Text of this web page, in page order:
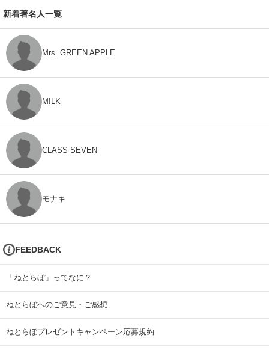
新着著名人一覧
Mrs. GREEN APPLE
M!LK
CLASS SEVEN
モナキ
FEEDBACK
「ねとらぼ」ってなに？
ねとらぼへのご意見・ご感想
ねとらぼプレゼントキャンペーン応募規約